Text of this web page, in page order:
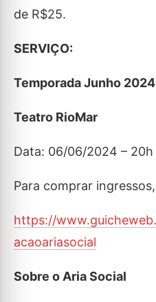
de R$25.
SERVIÇO:
Temporada Junho
Teatro RioMar
Data: 06/06/2024 – 20h
Para comprar
https://
acaoariasocial
Sobre o Aria Social